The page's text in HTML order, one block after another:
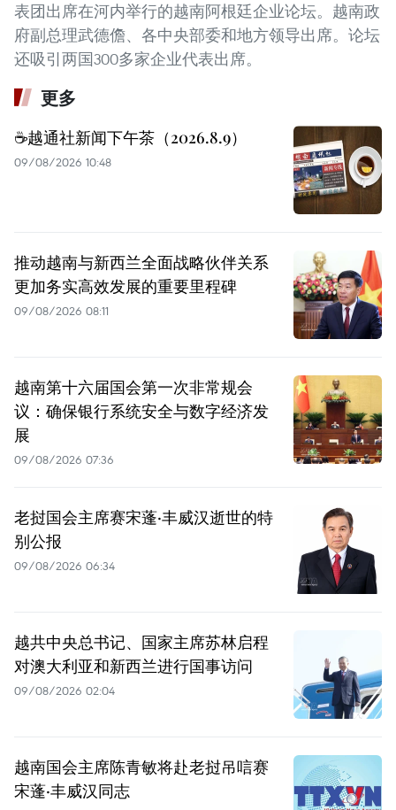
表团出席在河内举行的越南阿根廷企业论坛。越南政
府副总理武德儋、各中央部委和地方领导出席。论坛
还吸引两国300多家企业代表出席。
更多
☕️越通社新闻下午茶（2026.8.9）
09/08/2026 10:48
推动越南与新西兰全面战略伙伴关系
更加务实高效发展的重要里程碑
09/08/2026 08:11
越南第十六届国会第一次非常规会
议：确保银行系统安全与数字经济发
展
09/08/2026 07:36
老挝国会主席赛宋蓬·丰威汉逝世的特
别公报
09/08/2026 06:34
越共中央总书记、国家主席苏林启程
对澳大利亚和新西兰进行国事访问
09/08/2026 02:04
越南国会主席陈青敏将赴老挝吊唁赛
宋蓬·丰威汉同志